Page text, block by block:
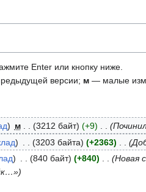
Enter или кнопку ниже.
версии; м — малые
м 3212 байт +9
3203 байта +2363
840 байт +840
Новая